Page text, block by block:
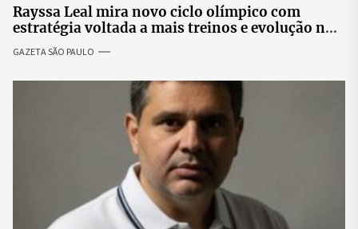
Rayssa Leal mira novo ciclo olímpico com
estratégia voltada a mais treinos e evolução no
GAZETA SÃO PAULO